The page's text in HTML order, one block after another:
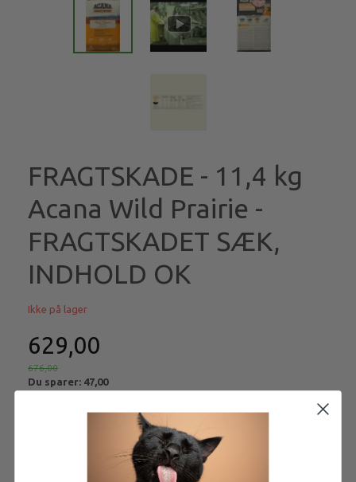
FRAGTSKADE - 11,4 kg
Acana Wild Prairie -
FRAGTSKADET SÆK,
INDHOLD OK
Ikke på lager
629,00
676,00
Du sparer: 47,00
Få besked når produktet kommer igen
CAH611140X